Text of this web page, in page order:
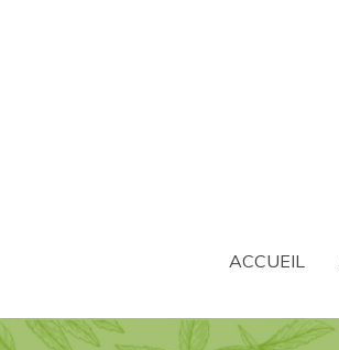
ACCUEIL